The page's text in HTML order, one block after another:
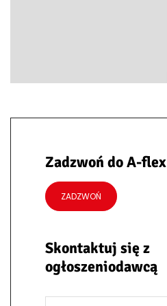
Zadzwoń do A-flex
ZADZWOŃ
Skontaktuj się z
ogłoszeniodawcą